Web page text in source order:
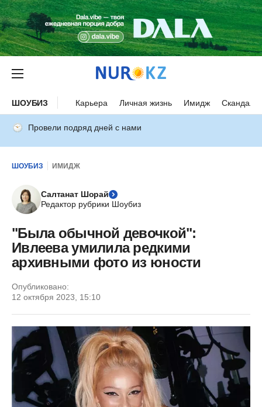
ШОУБИЗ Карьера Личная жизнь Имидж Скандалы
Провели подряд дней с нами
ШОУБИЗ ИМИДЖ
Салтанат Шорай
Редактор рубрики Шоубиз
"Была обычной девочкой":
Ивлеева умилила редкими
архивными фото из юности
Опубликовано:
12 октября 2023, 15:10